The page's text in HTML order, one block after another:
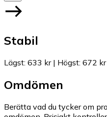
Stabil
Lägst: 633 kr| Högst: 672 kr
Omdömen
Berätta vad du tycker om